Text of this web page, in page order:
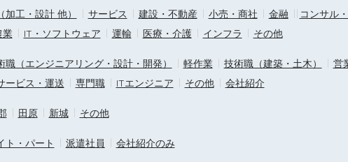
加工・設計 他） サービス 建設・不動産 小売・商社 金融
コンサル
業
IT・ソフトウェア 運輸 医療・介護 インフラ
その他
職（エンジニアリング・設計・開発） 軽作業 技術職（建築・土木）
営
ービス・運送 専門職 ITエンジニア その他
会社紹介
田原 新城
その他
ト・パート 派遣社員
会社紹介のみ